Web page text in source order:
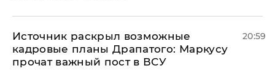
​Источник раскрыл возможные
кадровые планы Драпатого: Маркусу
прочат важный пост в ВСУ
20:59